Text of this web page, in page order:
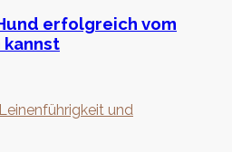
erfolgreich vom
kannst
Leinenführigkeit und